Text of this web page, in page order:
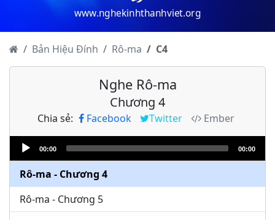
www.nghekinhthanhviet.org
Bản Hiệu Đính Rô-ma C4
Nghe Rô-ma
Chương 4
Chia sẻ: Facebook Twitter
Ember
Audio
Player
00:00 00:00
Rô-ma - Chương 2
Rô-ma - Chương 3
Rô-ma - Chương 4
Rô-ma - Chương 5